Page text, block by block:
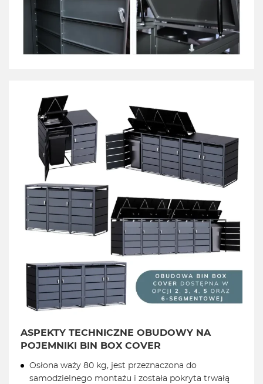
ASPEKTY TECHNICZNE OBUDOWY NA
POJEMNIKI BIN BOX COVER
Osłona waży 80 kg, jest przeznaczona do
samodzielnego montażu i została pokryta trwałą